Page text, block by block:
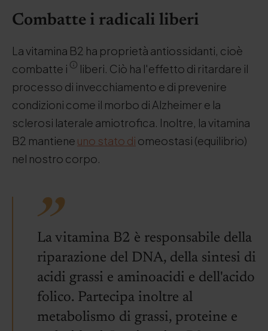
Combatte i radicali liberi
La vitamina B2 ha proprietà antiossidanti, cioè
combatte i
liberi. Ciò ha l'effetto di ritardare il
processo di invecchiamento e di prevenire
condizioni come il morbo di Alzheimer e la
sclerosi laterale amiotrofica. Inoltre, la vitamina
B2 mantiene uno stato di omeostasi (equilibrio)
nel nostro corpo.
La vitamina B2 è responsabile della
riparazione del DNA, della sintesi di
acidi grassi e aminoacidi e dell'acido
folico. Partecipa inoltre al
metabolismo di grassi, proteine e